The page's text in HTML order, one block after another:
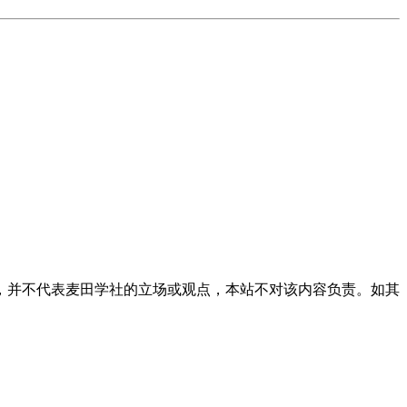
不代表麦田学社的立场或观点，本站不对该内容负责。如其